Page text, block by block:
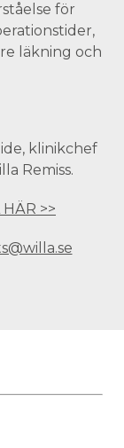
för
läkning och
klinikchef
Remiss.
HÄR >>